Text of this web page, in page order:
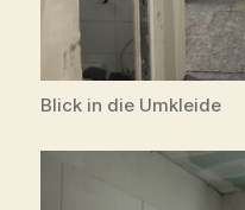
Blick in die Umkleide